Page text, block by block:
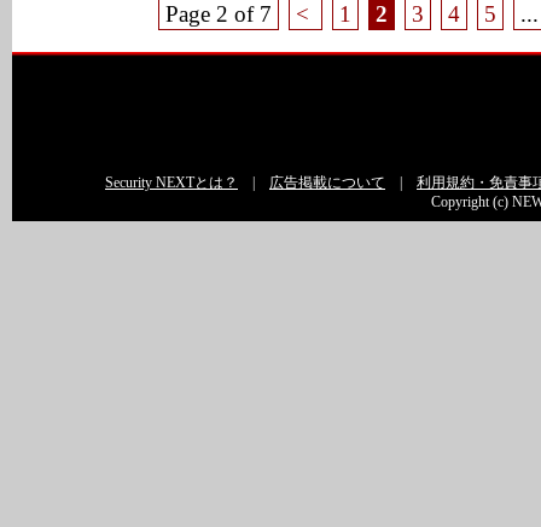
Page 2 of 7 < 1 2 3 4 5 ...
Security NEXTとは？ 広告掲載について
利用規約・免責事
Copyright (c)